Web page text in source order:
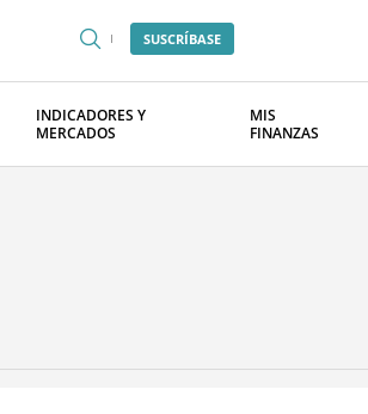
SUSCRÍBASE
INDICADORES Y
MERCADOS
MIS
FINANZAS